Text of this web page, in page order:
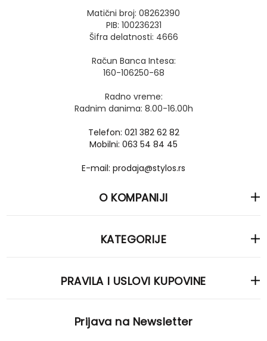
Matični broj: 08262390
PIB: 100236231
Šifra delatnosti: 4666
Račun Banca Intesa:
160-106250-68
Radno vreme:
Radnim danima: 8.00-16.00h
Telefon: 021 382 62 82
Mobilni: 063 54 84 45
E-mail: prodaja@stylos.rs
O KOMPANIJI
KATEGORIJE
PRAVILA I USLOVI KUPOVINE
Prijava na Newsletter